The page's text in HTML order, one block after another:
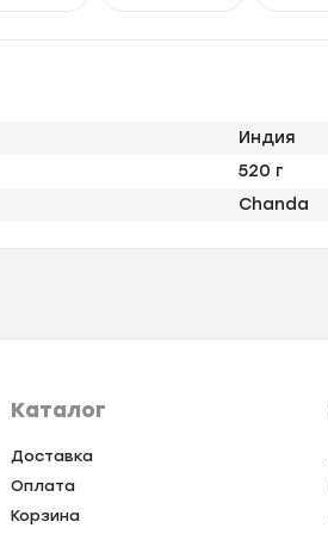
Индия
520 г
Chanda
Каталог
Доставка
Оплата
Корзина